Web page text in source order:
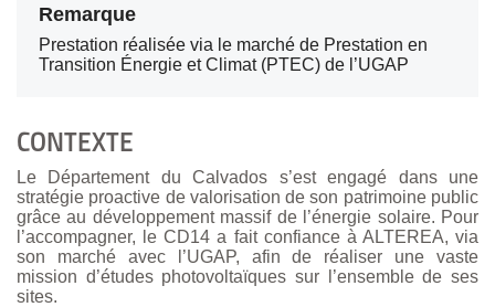
Remarque
Prestation réalisée via le marché de Prestation en
Transition Énergie et Climat (PTEC) de l’UGAP
CONTEXTE
Le Département du Calvados s’est engagé dans une
stratégie proactive de valorisation de son patrimoine public
grâce au développement massif de l’énergie solaire. Pour
l’accompagner, le CD14 a fait confiance à ALTEREA, via
son marché avec l’UGAP, afin de réaliser une vaste
mission d’études photovoltaïques sur l’ensemble de ses
sites.